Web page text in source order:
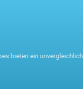
bieten ein